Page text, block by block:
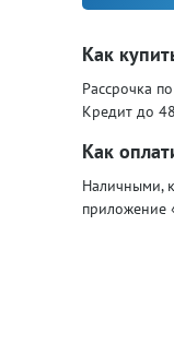
Как
Рассрочка
Кредит до
Как
Наличными,
приложение